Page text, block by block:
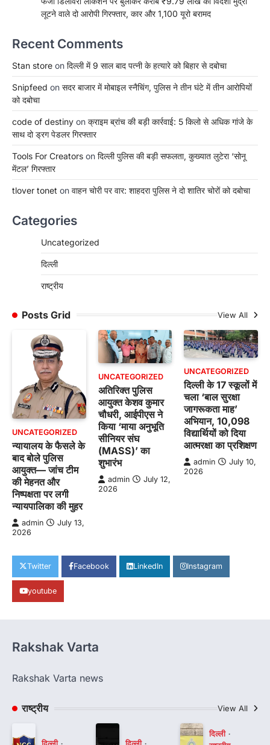
लूटने वाले दो आरोपी गिरफ्तार, कार और 1,100 यूरो बरामद
Recent Comments
Stan store on दिल्ली में 9 साल बाद पत्नी के हत्यारे को बिहार से दबोचा
Snipfeed on सदर बाजार में मोबाइल स्नैचिंग, पुलिस ने तीन घंटे में तीन आरोपियों
को दबोचा
code of destiny on क्राइम ब्रांच की बड़ी कार्रवाई: 5 किलो से अधिक गांजे के
साथ दो ड्रग पेडलर गिरफ्तार
Tools For Creators on दिल्ली पुलिस की बड़ी सफलता, कुख्यात लुटेरा ‘सोनू
मेंटल’ गिरफ्तार
tlover tonet on वाहन चोरी पर वार: शाहदरा पुलिस ने दो शातिर चोरों को दबोचा
Categories
Uncategorized
दिल्ली
राष्ट्रीय
Posts Grid View All
UNCATEGORIZED
न्यायालय के फैसले के
बाद बोले पुलिस
आयुक्त— जांच टीम
की मेहनत और
निष्पक्षता पर लगी
न्यायपालिका की मुहर
admin
July 13,
2026
UNCATEGORIZED
अतिरिक्त पुलिस
आयुक्त केशव कुमार
चौधरी, आईपीएस ने
किया ‘माया अनुभूति
सीनियर संघ
(MASS)’ का
शुभारंभ
admin
July 12,
2026
UNCATEGORIZED
दिल्ली के 17 स्कूलों में
चला ‘बाल सुरक्षा
जागरूकता माह’
अभियान, 10,098
विद्यार्थियों को दिया
आत्मरक्षा का प्रशिक्षण
admin
July 10,
2026
Twitter Facebook LinkedIn Instagram
youtube
Rakshak Varta
Rakshak Varta news
राष्ट्रीय View All
दिल्ली